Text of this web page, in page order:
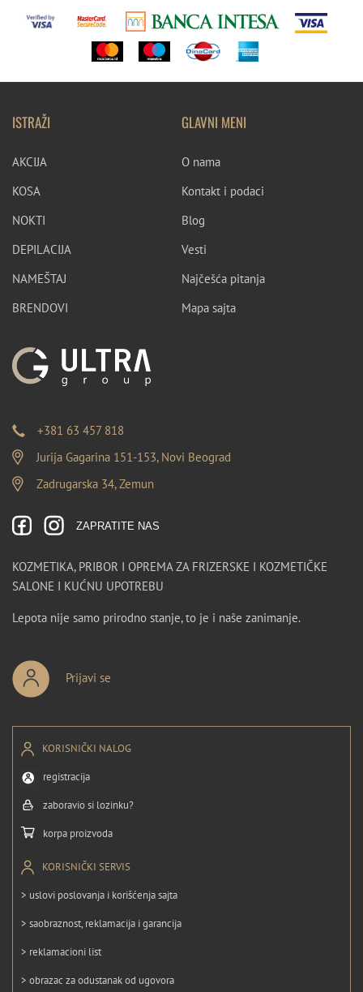
ISTRAŽI
AKCIJA
KOSA
NOKTI
DEPILACIJA
NAMEŠTAJ
BRENDOVI
GLAVNI MENI
O nama
Kontakt i podaci
Blog
Vesti
Najčešća pitanja
Mapa sajta
+381 63 457 818
Jurija Gagarina 151-153, Novi Beograd
Zadrugarska 34, Zemun
ZAPRATITE NAS
KOZMETIKA, PRIBOR I OPREMA ZA FRIZERSKE I KOZMETIČKE
SALONE I KUĆNU UPOTREBU
Lepota nije samo prirodno stanje, to je i naše zanimanje.
Prijavi se
KORISNIČKI NALOG
registracija
zaboravio si lozinku?
korpa proizvoda
KORISNIČKI SERVIS
> uslovi poslovanja i korišćenja sajta
> saobraznost, reklamacija i garancija
> reklamacioni list
> obrazac za odustanak od ugovora